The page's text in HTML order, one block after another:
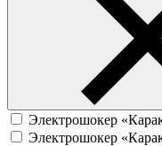
Электрошокер
Электрошокер